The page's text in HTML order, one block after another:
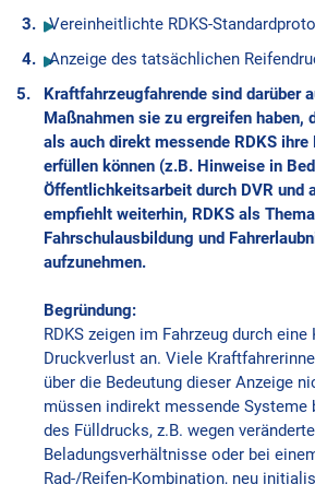
Vereinheitlichte RDKS-
Anzeige des tatsächlichen
Kraftfahrzeugfahrende sind darüber
Maßnahmen sie zu ergreifen haben,
als auch direkt messende RDKS ihre
erfüllen können (z.B. Hinweise in
Öffentlichkeitsarbeit durch DVR und
empfiehlt weiterhin, RDKS als
Fahrschulausbildung und
aufzunehmen.
Begründung:
RDKS zeigen im Fahrzeug durch
Druckverlust an. Viele
über die Bedeutung dieser Anzeige
müssen indirekt messende Systeme
des Fülldrucks, z.B. wegen
Beladungsverhältnisse oder bei
Rad-/Reifen-Kombination, neu